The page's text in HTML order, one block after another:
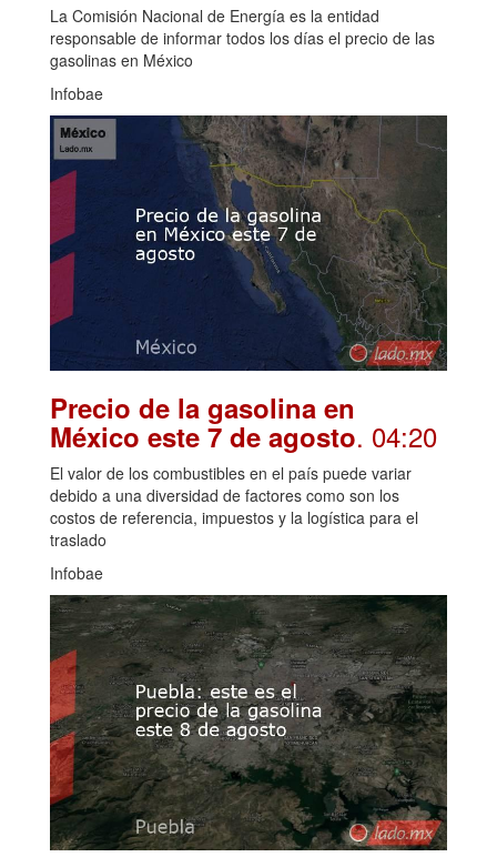
La Comisión Nacional de Energía es la entidad
responsable de informar todos los días el precio de las
gasolinas en México
Infobae
Precio de la gasolina en
México este 7 de agosto. 04:20
El valor de los combustibles en el país puede variar
debido a una diversidad de factores como son los
costos de referencia, impuestos y la logística para el
traslado
Infobae